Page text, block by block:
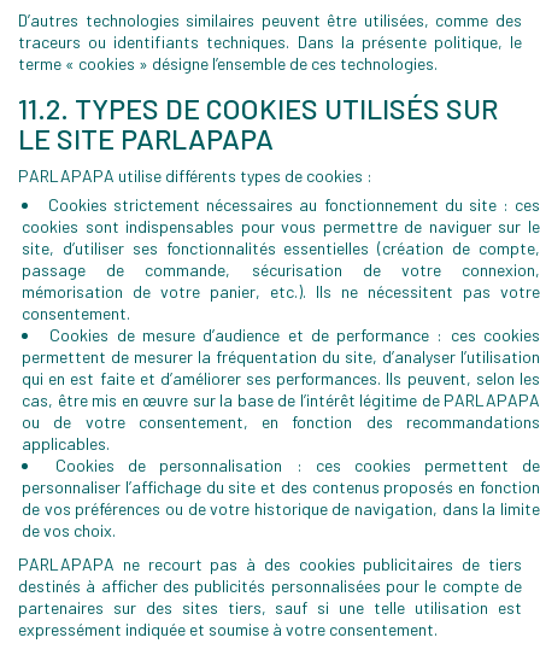
D’autres technologies similaires peuvent être utilisées, comme des
traceurs ou identifiants techniques. Dans la présente politique, le
terme « cookies » désigne l’ensemble de ces technologies.
11.2. TYPES DE COOKIES UTILISÉS SUR
LE SITE PARLAPAPA
PARLAPAPA utilise différents types de cookies :
Cookies strictement nécessaires au fonctionnement du site : ces
cookies sont indispensables pour vous permettre de naviguer sur le
site, d’utiliser ses fonctionnalités essentielles (création de compte,
passage de commande, sécurisation de votre connexion,
mémorisation de votre panier, etc.). Ils ne nécessitent pas votre
consentement.
Cookies de mesure d’audience et de performance : ces cookies
permettent de mesurer la fréquentation du site, d’analyser l’utilisation
qui en est faite et d’améliorer ses performances. Ils peuvent, selon les
cas, être mis en œuvre sur la base de l’intérêt légitime de PARLAPAPA
ou de votre consentement, en fonction des recommandations
applicables.
Cookies de personnalisation : ces cookies permettent de
personnaliser l’affichage du site et des contenus proposés en fonction
de vos préférences ou de votre historique de navigation, dans la limite
de vos choix.
PARLAPAPA ne recourt pas à des cookies publicitaires de tiers
destinés à afficher des publicités personnalisées pour le compte de
partenaires sur des sites tiers, sauf si une telle utilisation est
expressément indiquée et soumise à votre consentement.